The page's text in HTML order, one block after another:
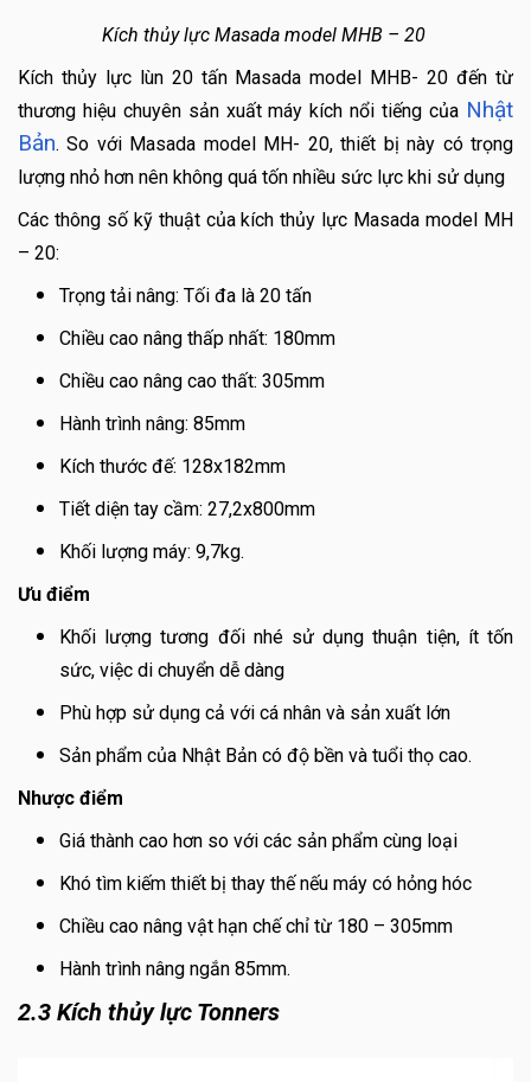
Kích thủy lực Masada model MHB – 20
Kích thủy lực lùn 20 tấn Masada model MHB- 20 đến từ
thương hiệu chuyên sản xuất máy kích nổi tiếng của Nhật
Bản. So với Masada model MH- 20, thiết bị này có trọng
lượng nhỏ hơn nên không quá tốn nhiều sức lực khi sử dụng
Các thông số kỹ thuật của kích thủy lực Masada model MH
– 20:
Trọng tải nâng: Tối đa là 20 tấn
Chiều cao nâng thấp nhất: 180mm
Chiều cao nâng cao thất: 305mm
Hành trình nâng: 85mm
Kích thước đế: 128x182mm
Tiết diện tay cầm: 27,2x800mm
Khối lượng máy: 9,7kg.
Ưu điểm
Khối lượng tương đối nhé sử dụng thuận tiện, ít tốn
sức, việc di chuyển dễ dàng
Phù hợp sử dụng cả với cá nhân và sản xuất lớn
Sản phẩm của Nhật Bản có độ bền và tuổi thọ cao.
Nhược điểm
Giá thành cao hơn so với các sản phẩm cùng loại
Khó tìm kiếm thiết bị thay thế nếu máy có hỏng hóc
Chiều cao nâng vật hạn chế chỉ từ 180 – 305mm
Hành trình nâng ngắn 85mm.
2.3 Kích thủy lực Tonners